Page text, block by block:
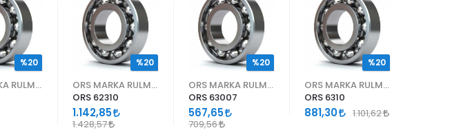
%20
ORS 62310
1.142,85
1.428,57
%20
ORS 63007
567,65
709,56
%20
ORS 6310
881,30 1.101,62
%20